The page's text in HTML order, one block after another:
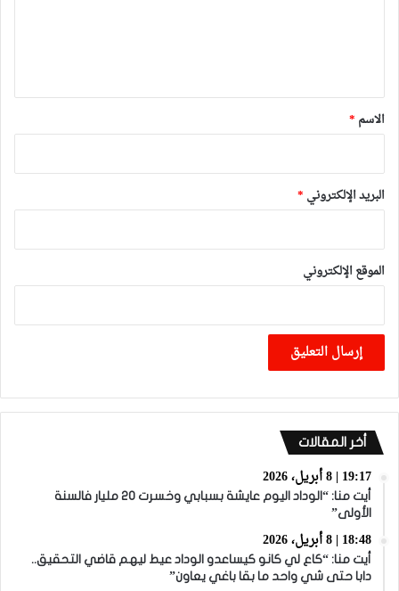
*
الاسم *
البريد الإلكتروني *
الموقع الإلكتروني
أخر المقالات
19:17 | 8 أبريل، 2026
أيت منا: “الوداد اليوم عايشة بسبابي وخسرت 20 مليار فالسنة
الأولى”
18:48 | 8 أبريل، 2026
أيت منا: “كاع لي كانو كيساعدو الوداد عيط ليهم قاضي التحقيق..
دابا حتى شي واحد ما بقا باغي يعاون”